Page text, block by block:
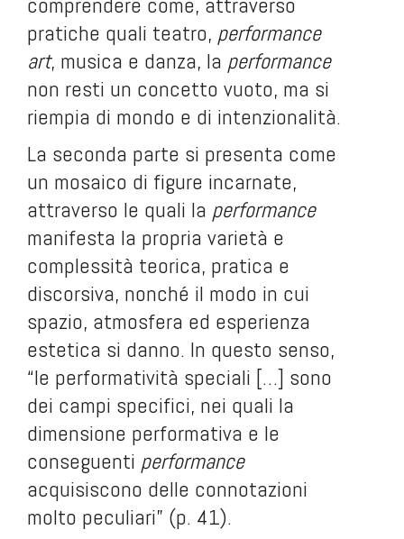
pratiche quali teatro, performance
art, musica e danza, la performance
non resti un concetto vuoto, ma si
riempia di mondo e di intenzionalità.
La seconda parte si presenta come
un mosaico di figure incarnate,
attraverso le quali la performance
manifesta la propria varietà e
complessità teorica, pratica e
discorsiva, nonché il modo in cui
spazio, atmosfera ed esperienza
estetica si danno. In questo senso,
“le performatività speciali […] sono
dei campi specifici, nei quali la
dimensione performativa e le
conseguenti performance
acquisiscono delle connotazioni
molto peculiari” (p. 41).